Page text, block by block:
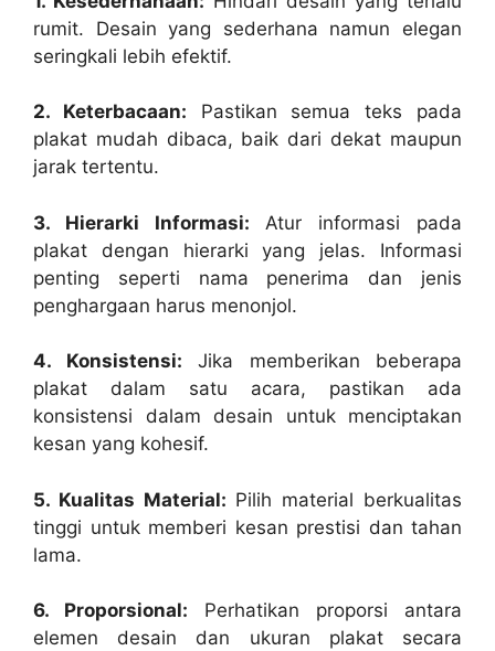
rumit. Desain yang sederhana namun elegan
seringkali lebih efektif.
2. Keterbacaan: Pastikan semua teks pada
plakat mudah dibaca, baik dari dekat maupun
jarak tertentu.
3. Hierarki Informasi: Atur informasi pada
plakat dengan hierarki yang jelas. Informasi
penting seperti nama penerima dan jenis
penghargaan harus menonjol.
4. Konsistensi: Jika memberikan beberapa
plakat dalam satu acara, pastikan ada
konsistensi dalam desain untuk menciptakan
kesan yang kohesif.
5. Kualitas Material: Pilih material berkualitas
tinggi untuk memberi kesan prestisi dan tahan
lama.
6. Proporsional: Perhatikan proporsi antara
elemen desain dan ukuran plakat secara